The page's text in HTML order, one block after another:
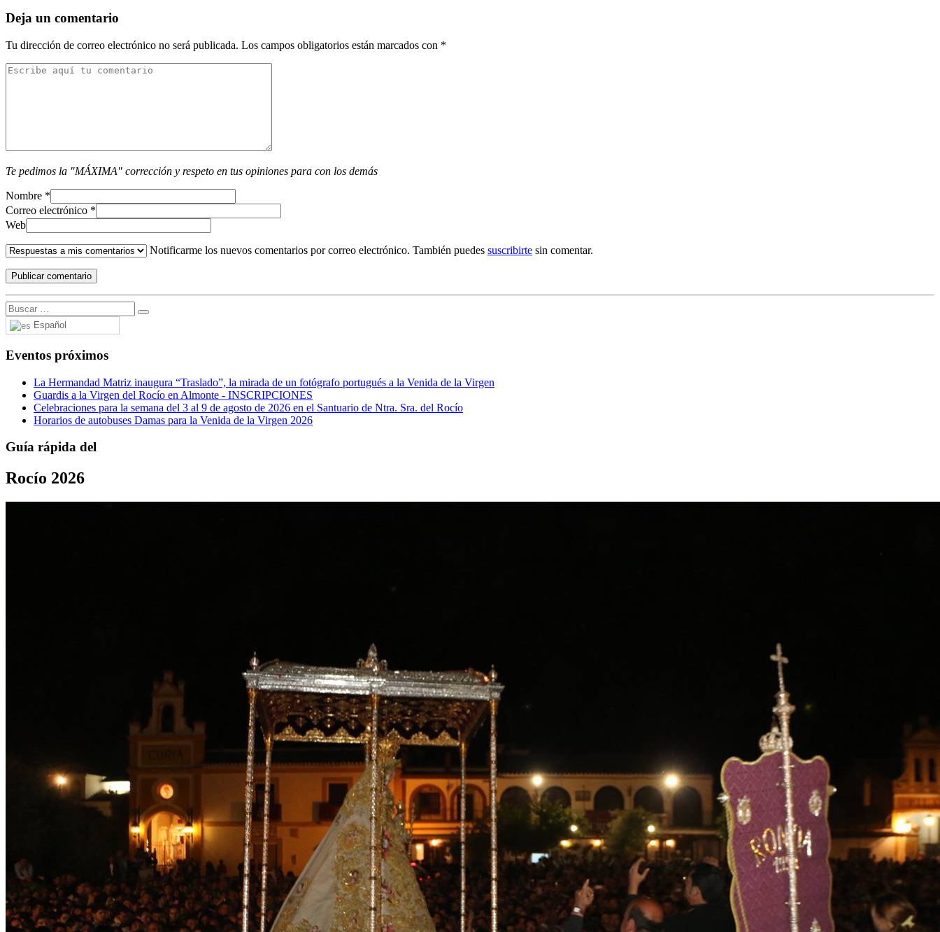
Deja un comentario
Tu dirección de correo electrónico no será publicada. Los campos obligatorios están marcados con *
Te pedimos la "MÁXIMA" corrección y respeto en tus opiniones para con los demás
Nombre *
Correo electrónico *
Web
Notificarme los nuevos comentarios por correo electrónico. También puedes suscribirte sin comentar.
Español
Eventos próximos
La Hermandad Matriz inaugura “Traslado”, la mirada de un fotógrafo portugués a la Venida de la Virgen
Guardis a la Virgen del Rocío en Almonte - INSCRIPCIONES
Celebraciones para la semana del 3 al 9 de agosto de 2026 en el Santuario de Ntra. Sra. del Rocío
Horarios de autobuses Damas para la Venida de la Virgen 2026
Guía rápida del
Rocío 2026